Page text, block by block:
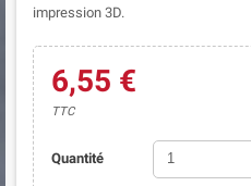
impression 3D.
6,55 €
TTC
Quantité